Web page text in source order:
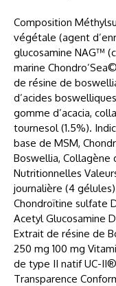
Composition
végétale (agent
glucosamine NAG™
marine
de résine de
d’acides
gomme d’acacia,
tournesol (1.5%).
base de MSM,
Boswellia, Collagène
Nutritionnelles
journalière (4
Chondroïtine sulfate
Acetyl Glucosamine
Extrait de résine de
250 mg 100 mg
de type II natif UC-
Transparence